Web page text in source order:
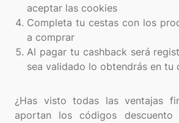
aceptar las cookies
Completa tu cestas con los
a comprar
Al pagar tu cashback será
sea validado lo obtendrás en tu
¿Has visto todas las ventajas
aportan los códigos